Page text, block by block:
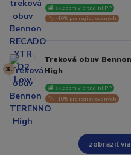
🏬 skladom v predajni PP
🏷️ -10% pre registrovaných
3.
Treková obuv
High
🏬 skladom v predajni PP
🏷️ -10% pre registrovaných
zobraziť